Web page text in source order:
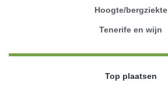
Hoogte/bergziekte
Tenerife en wijn
Top plaatsen